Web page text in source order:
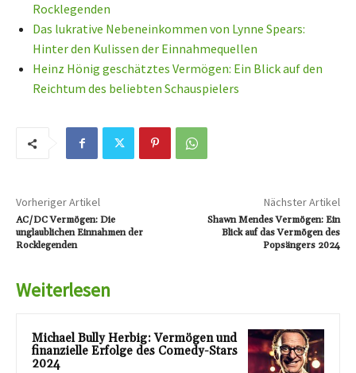
Rocklegenden
Das lukrative Nebeneinkommen von Lynne Spears:
Hinter den Kulissen der Einnahmequellen
Heinz Hönig geschätztes Vermögen: Ein Blick auf den
Reichtum des beliebten Schauspielers
Vorheriger Artikel
AC/DC Vermögen: Die
unglaublichen Einnahmen der
Rocklegenden
Nächster Artikel
Shawn Mendes Vermögen: Ein
Blick auf das Vermögen des
Popsängers 2024
Weiterlesen
Michael Bully Herbig: Vermögen und
finanzielle Erfolge des Comedy-Stars
2024